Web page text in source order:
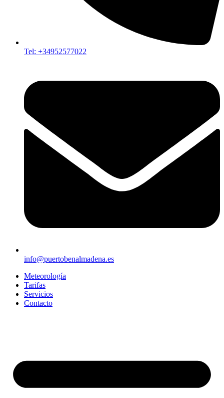
Tel: +34952577022
info@puertobenalmadena.es
Meteorología
Tarifas
Servicios
Contacto